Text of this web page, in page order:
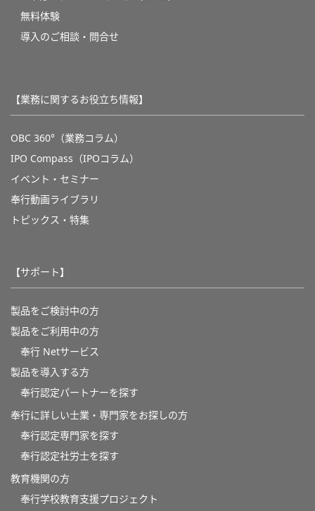
無料体験
導入のご相談・問合せ
【業務に関するお役立ち情報】
OBC 360°（業務コラム）
IPO Compass（IPOコラム）
イベント・セミナー
奉行動画ライブラリ
トピックス・特集
【サポート】
製品をご検討中の方
製品をご利用中の方
奉行 Netサービス
製品を導入する方
奉行認定パートナーを探す
奉行に詳しい士業・専門家をお探しの方
奉行認定専門家を探す
奉行認定社労士を探す
教育機関の方
奉⾏学校教育⽀援プロジェクト